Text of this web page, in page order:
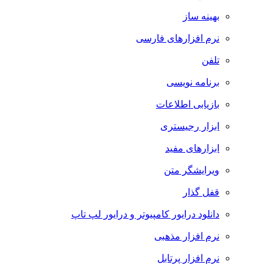
بهینه ساز
نرم افزارهای فارسی
تلفن
برنامه نویسی
بازیابی اطلاعات
ابزار رجیستری
ابزارهای مفید
ویرایشگر متن
قفل گذار
دانلود درایور کامپیوتر و درایور لپ تاپ
نرم افزار مذهبی
نرم افزار پرتابل